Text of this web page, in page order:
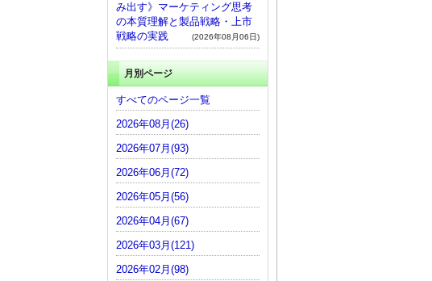
み出す》マーケティング思考
の本質理解と製品戦略・上市
戦略の実践
(2026年08月06日)
月別ページ
すべてのページ一覧
2026年08月(26)
2026年07月(93)
2026年06月(72)
2026年05月(56)
2026年04月(67)
2026年03月(121)
2026年02月(98)